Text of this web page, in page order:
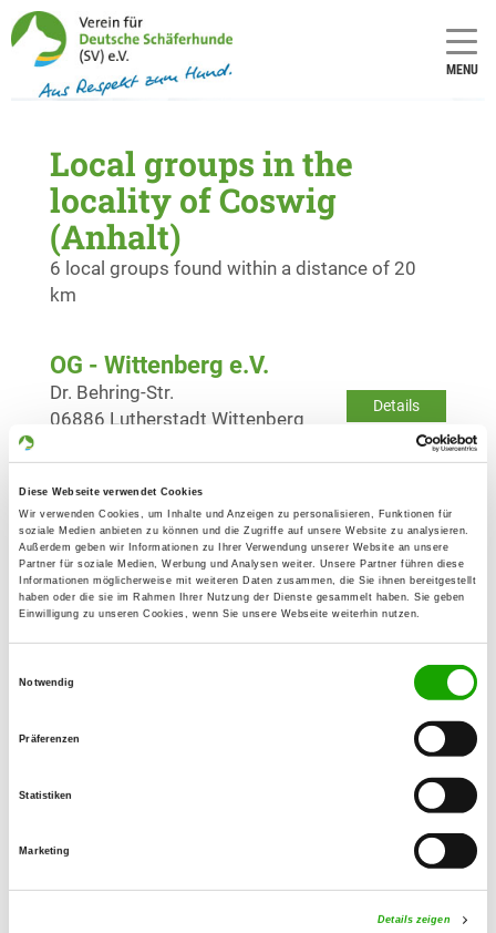
Diese Webseite verwendet Cookies
Wir verwenden Cookies, um Inhalte und Anzeigen zu personalisieren, Funktionen für
soziale Medien anbieten zu können und die Zugriffe auf unsere Website zu analysieren.
Außerdem geben wir Informationen zu Ihrer Verwendung unserer Website an unsere
Partner für soziale Medien, Werbung und Analysen weiter. Unsere Partner führen diese
Informationen möglicherweise mit weiteren Daten zusammen, die Sie ihnen bereitgestellt
haben oder die sie im Rahmen Ihrer Nutzung der Dienste gesammelt haben. Sie geben
Einwilligung zu unseren Cookies, wenn Sie unsere Webseite weiterhin nutzen.
Notwendig
Präferenzen
Statistiken
Marketing
Details zeigen
MENU
Local groups in the
locality of Coswig
(Anhalt)
6 local groups found within a distance of 20
km
OG - Wittenberg e.V.
Details
Dr. Behring-Str.
06886 Lutherstadt Wittenberg
OG - Möhlau
Details
Alte-Golpaer-Straße
06772 Gräfenhainichen-Möhlau
OG - Dessau-Törten
Rotkelchenheger 1
OG - Piesteritz
Details
06886 Lutherstadt Wittenberg
OG - Dessau Parnekel
Tiergarten